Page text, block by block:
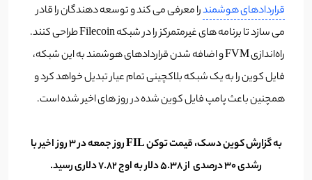
قراردادهای هوشمندرا معرفی می کند و توسعه دهندگان را قادر
می سازد تا برنامه های غیرمتمرکز را در شبکه Filecoin طراحی کنند.
راه‌اندازی FVM و اضافه شدن قراردادهای هوشمند به این شبکه،
فایل کوین را به یک شبکه بلاکچینی تمام عیار تبدیل خواهد کرد و
همچنین باعث پامپ فایل کوین شده در روز های اخیر شده است.
به گزارش کوین دسک، قیمت توکن FIL روز جمعه در ۳ روز اخیر با
رشدی ۳۰ درصدی از ۵.۳۸ دلار به اوج ۷.۸۲ دلاری رسید.